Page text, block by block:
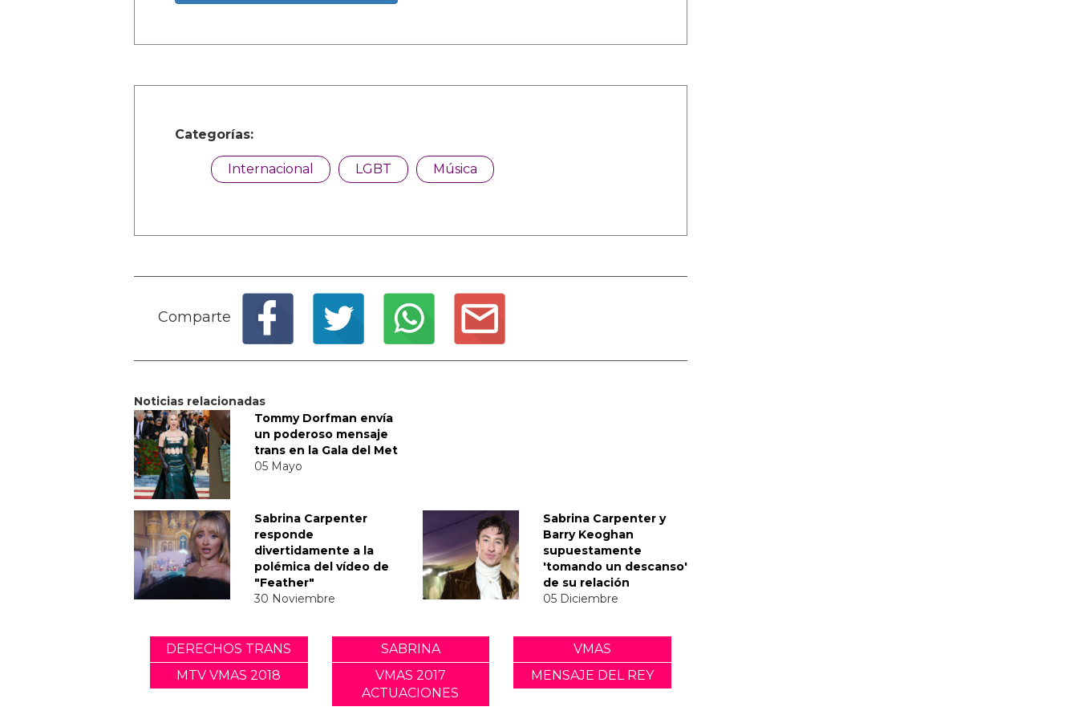
Categorías:
Internacional LGBT Música
Comparte
Noticias relacionadas
Tommy Dorfman envía
un poderoso mensaje
trans en la Gala del Met
05 Mayo
Sabrina Carpenter
responde
divertidamente a la
polémica del vídeo de
"Feather"
30 Noviembre
Sabrina Carpenter y
Barry Keoghan
supuestamente
'tomando un descanso'
de su relación
05 Diciembre
DERECHOS TRANS SABRINA
VMAS
MTV VMAS 2018
VMAS 2017
ACTUACIONES
MENSAJE DEL REY